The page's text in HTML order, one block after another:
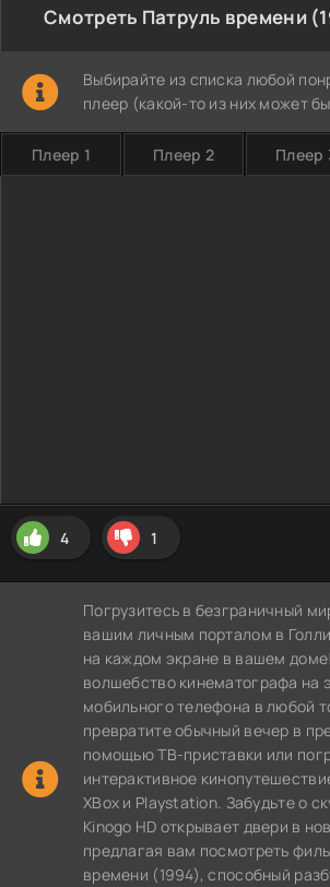
Смотреть Патруль времени
Выбирайте из списка любой
плеер (какой-то из них может
Плеер 1 Плеер 2 Плеер
4 1
Погрузитесь в безграничный
вашим личным порталом в
на каждом экране в вашем
волшебство кинематографа на
мобильного телефона в любой
превратите обычный вечер в
помощью ТВ-приставки или
интерактивное
XBox и Playstation. Забудьте о
Kinogo HD открывает двери в
предлагая вам посмотреть
времени (1994), способный